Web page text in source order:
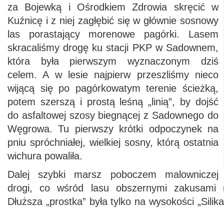
za Bojewką i Ośrodkiem Zdrowia skręcić w
Kuźnicę i z niej zagłębić się w głównie sosnowy
las porastający morenowe pagórki. Lasem
skracaliśmy drogę ku stacji PKP w Sadownem,
która była pierwszym wyznaczonym dziś
celem. A w lesie najpierw przeszliśmy nieco
wijącą się po pagórkowatym terenie ścieżką,
potem szerszą i prostą leśną „linią”, by dojść
do asfaltowej szosy biegnącej z Sadownego do
Węgrowa. Tu pierwszy krótki odpoczynek na
pniu spróchniałej, wielkiej sosny, którą ostatnia
wichura powaliła.
Dalej szybki marsz poboczem malowniczej
drogi, co wśród lasu obszernymi zakusami
Dłuższa „prostka” była tylko na wysokości